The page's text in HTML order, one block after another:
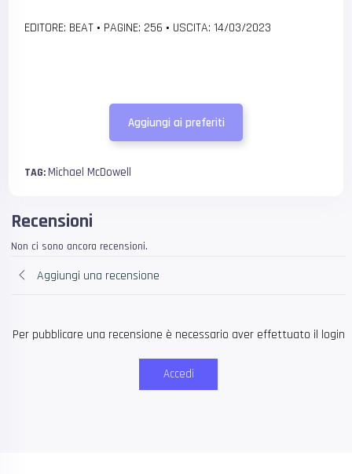
EDITORE: BEAT • PAGINE: 256 • USCITA: 14/03/2023
Aggiungi ai preferiti
TAG:Michael McDowell
Recensioni
Non ci sono ancora recensioni.
Aggiungi una recensione
Per pubblicare una recensione è necessario aver effettuato il login
Accedi